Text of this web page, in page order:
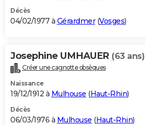
Décès
04/02/1977 à Gérardmer(Vosges)
Josephine UMHAUER (63 ans)
Créer une cagnotte obsèques
Naissance
19/12/1912 à Mulhouse (Haut-Rhin)
Décès
06/03/1976 à Mulhouse (Haut-Rhin)